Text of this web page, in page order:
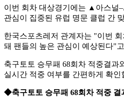
이번 회차 대상경기에는 ▲아스널
관심이 집중된 유럽 명문 클럽 간
한국스포츠레저 관계자는 "이번
돼 팬들의 높은 관심이 예상된다"
축구토토 승무패 68회차 적중결과
실시간 적중 여부를 간편하게 확인
◆축구토토 승무패 68회차 적중 결